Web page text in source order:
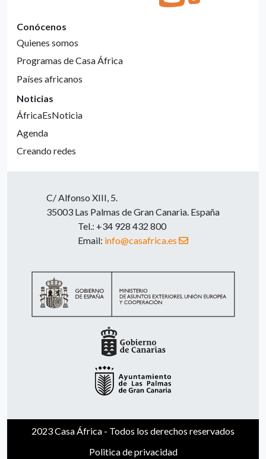
Conócenos
Quienes somos
Programas de Casa África
Países africanos
Noticias
ÁfricaEsNoticia
Agenda
Creando redes
C/ Alfonso XIII, 5.
35003 Las Palmas de Gran Canaria. España
Tel.: +34 928 432 800
Email: info@casafrica.es
2023 Casa África - Todos los derechos reservados
Politica de privacidad